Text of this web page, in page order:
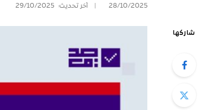
28/10/2025 آخر تحديث: 29/10/2025
شاركها